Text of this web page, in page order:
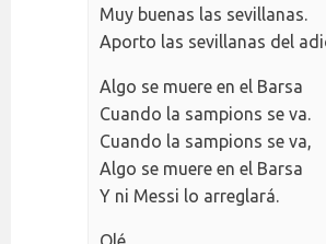
Muy buenas las sevillanas.
Aporto las sevillanas del
Algo se muere en el Barsa
Cuando la sampions se va.
Cuando la sampions se va,
Algo se muere en el Barsa
Y ni Messi lo arreglará.